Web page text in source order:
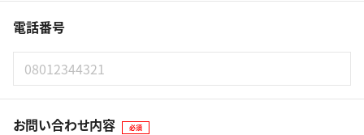
電話番号
お問い合わせ内容 必須